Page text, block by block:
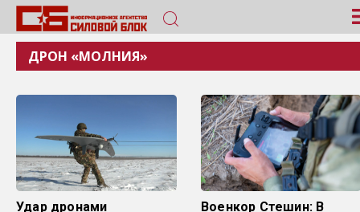
ДРОН «МОЛНИЯ»
Удар дронами
Военкор Стешин: В